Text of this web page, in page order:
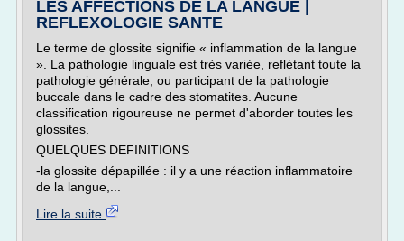
LES AFFECTIONS DE LA LANGUE |
REFLEXOLOGIE SANTE
Le terme de glossite signifie « inflammation de la langue
». La pathologie linguale est très variée, reflétant toute la
pathologie générale, ou participant de la pathologie
buccale dans le cadre des stomatites. Aucune
classification rigoureuse ne permet d'aborder toutes les
glossites.
QUELQUES DEFINITIONS
-la glossite dépapillée : il y a une réaction inflammatoire
de la langue,...
Lire la suite